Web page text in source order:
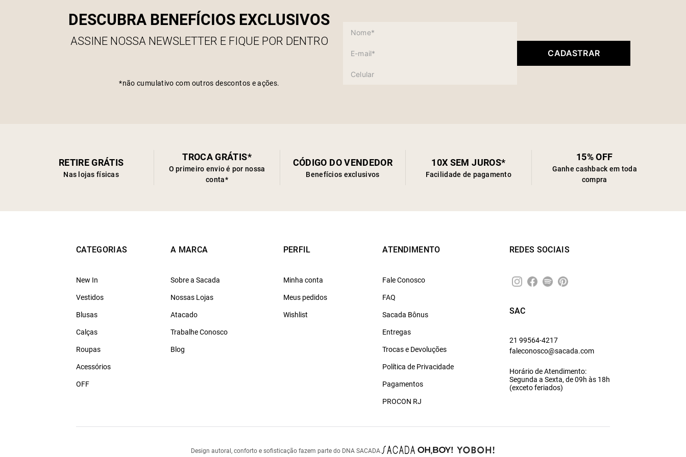
DESCUBRA BENEFÍCIOS EXCLUSIVOS
ASSINE NOSSA NEWSLETTER E FIQUE POR DENTRO
*não cumulativo com outros descontos e ações.
CADASTRAR
RETIRE GRÁTIS
Nas lojas físicas
TROCA GRÁTIS*
O primeiro envio é por nossa
conta*
CÓDIGO DO VENDEDOR
Benefícios exclusivos
10X SEM JUROS*
Facilidade de pagamento
15% OFF
Ganhe cashback em toda
compra
CATEGORIAS
New In
Vestidos
Blusas
Calças
Roupas
Acessórios
OFF
A MARCA
Sobre a Sacada
Nossas Lojas
Atacado
Trabalhe Conosco
Blog
PERFIL
Minha conta
Meus pedidos
Wishlist
ATENDIMENTO
Fale Conosco
FAQ
Sacada Bônus
Entregas
Trocas e Devoluções
Política de Privacidade
Pagamentos
PROCON RJ
REDES SOCIAIS
SAC
21 99564-4217
faleconosco@sacada.com
Horário de Atendimento:
Segunda a Sexta, de 09h às 18h
(exceto feriados)
Design autoral, conforto e sofisticação fazem parte do DNA SACADA.